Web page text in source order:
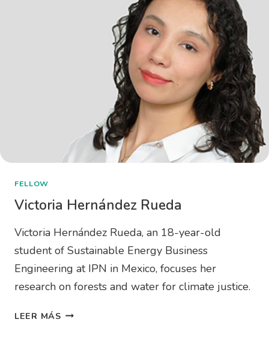
FELLOW
Victoria Hernández Rueda
Victoria Hernández Rueda, an 18-year-old
student of Sustainable Energy Business
Engineering at IPN in Mexico, focuses her
research on forests and water for climate justice.
LEER MÁS